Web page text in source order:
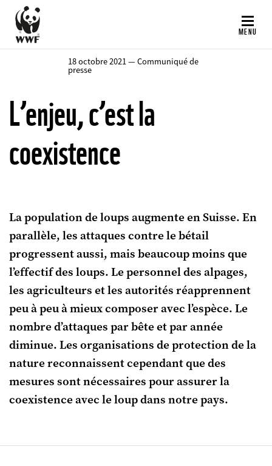
contenu
principal
MENU
18 octobre 2021 — Communiqué de
presse
L’enjeu, c’est la
coexistence
La population de loups augmente en Suisse. En
parallèle, les attaques contre le bétail
progressent aussi, mais beaucoup moins que
l’effectif des loups. Le personnel des alpages,
les agriculteurs et les autorités réapprennent
peu à peu à mieux composer avec l’espèce. Le
nombre d’attaques par bête et par année
diminue. Les organisations de protection de la
nature reconnaissent cependant que des
mesures sont nécessaires pour assurer la
coexistence avec le loup dans notre pays.